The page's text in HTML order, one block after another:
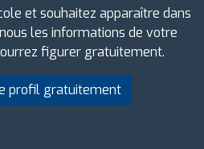
et souhaitez apparaître dans
les informations de votre
figurer gratuitement.
profil gratuitement